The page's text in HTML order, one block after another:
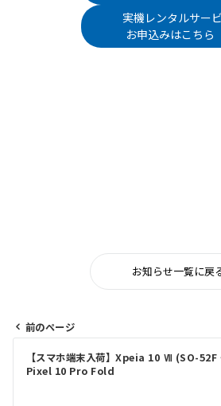
実機レンタルサー
お申込みはこちら
お知らせ一覧に戻
稿
前のページ
【スマホ端末入荷】Xpeia 10 Ⅶ (SO-
Pixel 10 Pro Fold